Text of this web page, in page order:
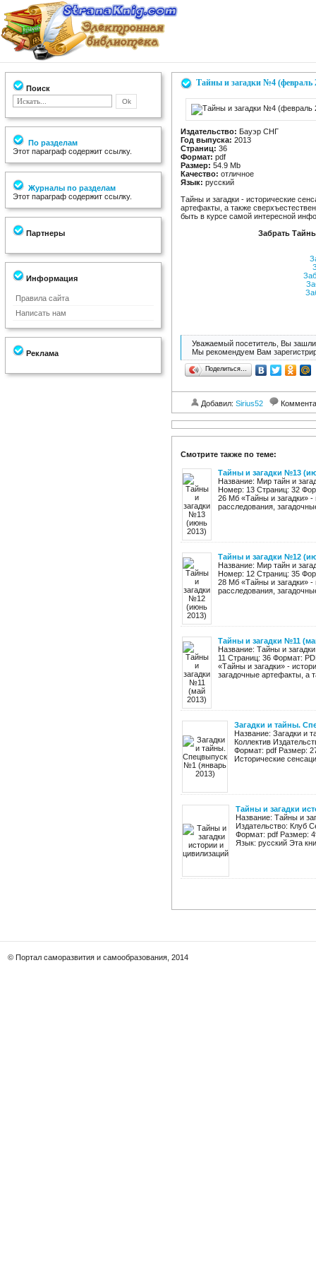
Поиск
По разделам
Этот параграф содержит ссылку.
Журналы по разделам
Этот параграф содержит ссылку.
Партнеры
Информация
Правила сайта
Написать нам
Реклама
Тайны и загадки №4 (февраль
Издательство: Бауэр СНГ
Год выпуска: 2013
Страниц: 36
Формат: pdf
Размер: 54.9 Мb
Качество: отличное
Язык: русский
Тайны и загадки - исторические
артефакты, а также
быть в курсе самой интересной
Забрать
Уважаемый посетитель, Вы зашли
Мы рекомендуем Вам
Поделиться…
Добавил: Sirius52
Смотрите также по теме:
Тайны и загадки №13
Название: Мир тайн и
Номер: 13 Страниц: 32
26 Мб «Тайны и загадки» -
расследования,
Тайны и загадки №12
Название: Мир тайн и
Номер: 12 Страниц: 35
28 Мб «Тайны и загадки» -
расследования,
Тайны и загадки №11
Название: Тайны и
11 Страниц: 36 Формат:
«Тайны и загадки» -
загадочные артефакты, а
Загадки и тайны.
Название: Загадки и
Коллектив
Формат: pdf Размер:
Исторические
Тайны и загадки
Название: Тайны и
Издательство: Клуб
Формат: pdf Размер:
Язык: русский Эта
© Портал саморазвития и самообразования, 2014